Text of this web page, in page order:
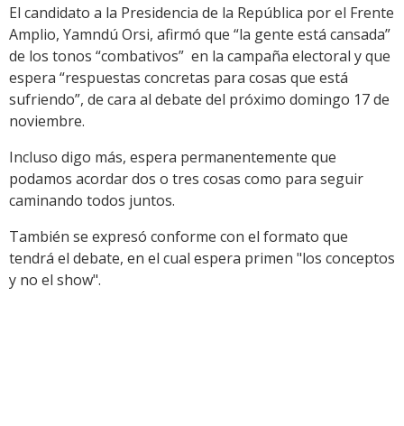
Link
El candidato a la Presidencia de la República por el Frente
Amplio, Yamndú Orsi, afirmó que “la gente está cansada”
de los tonos “combativos” en la campaña electoral y que
espera “respuestas concretas para cosas que está
sufriendo”, de cara al debate del próximo domingo 17 de
noviembre.
Incluso digo más, espera permanentemente que
podamos acordar dos o tres cosas como para seguir
caminando todos juntos.
También se expresó conforme con el formato que
tendrá el debate, en el cual espera primen "los conceptos
y no el show".